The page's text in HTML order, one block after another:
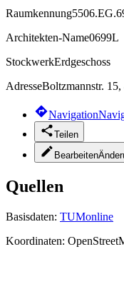
Raumkennung
Architekten-Name0699L
StockwerkErdgeschoss
AdresseBoltzmannstr.
Navigation
Teilen
Bearbeiten
Quellen
Basisdaten: TUMonline
Koordinaten: